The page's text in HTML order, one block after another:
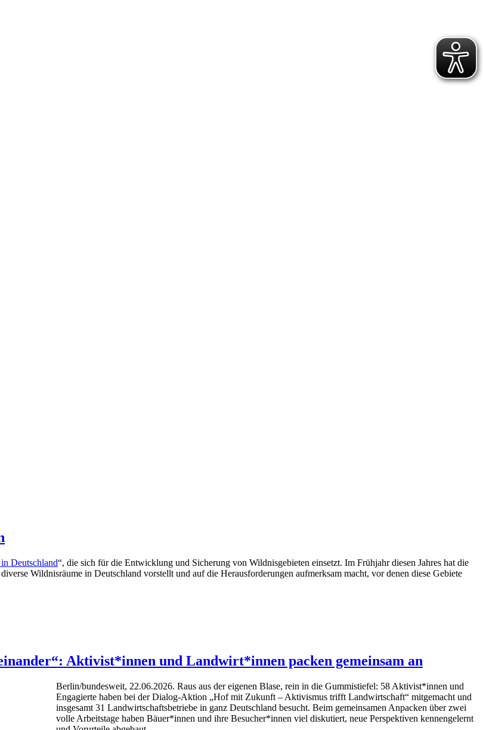
Deutschland“, die sich für die Entwicklung und Sicherung von Wildnisgebieten einsetzt. Im Frühjahr diesen Jahres hat die
Wildnisräume in Deutschland vorstellt und auf die Herausforderungen aufmerksam macht, vor denen diese Gebiete
Aktivist*innen und Landwirt*innen packen gemeinsam an
Berlin/bundesweit, 22.06.2026. Raus aus der eigenen Blase, rein in die Gummistiefel: 58 Aktivist*innen und
Engagierte haben bei der Dialog-Aktion „Hof mit Zukunft – Aktivismus trifft Landwirtschaft“ mitgemacht und
insgesamt 31 Landwirtschaftsbetriebe in ganz Deutschland besucht. Beim gemeinsamen Anpacken über zwei
volle Arbeitstage haben Bäuer*innen und ihre Besucher*innen viel diskutiert, neue Perspektiven kennengelernt